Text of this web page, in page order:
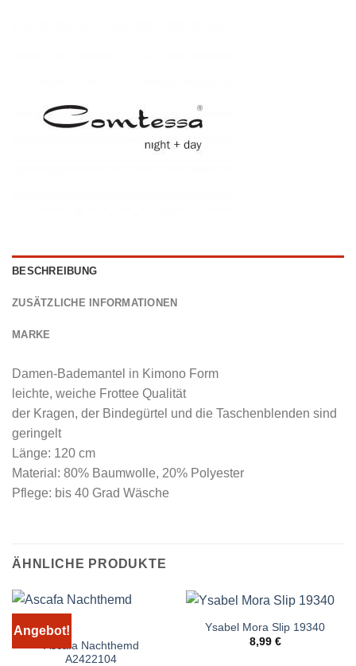
BESCHREIBUNG
ZUSÄTZLICHE INFORMATIONEN
MARKE
Damen-Bademantel in Kimono Form
leichte, weiche Frottee Qualität
der Kragen, der Bindegürtel und die Taschenblenden sind
geringelt
Länge: 120 cm
Material: 80% Baumwolle, 20% Polyester
Pflege: bis 40 Grad Wäsche
ÄHNLICHE PRODUKTE
Angebot!
Ascafa Nachthemd
A2422104
Ysabel Mora Slip 19340
8,99 €